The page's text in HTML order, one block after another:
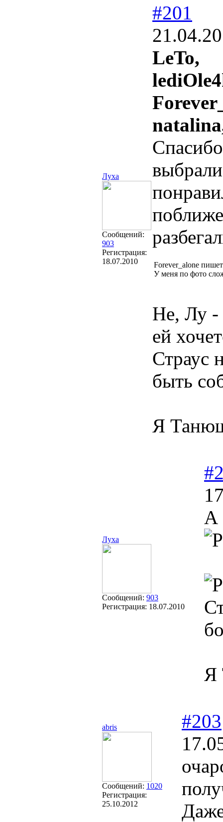
Луха
Сообщений:
903
Регистрация:
18.07.2010
#201
LeTo,
Forever_alone
У меня по фото
Не, Лу -
ей
Страус
быть
Я
Луха
Сообщений: 903
Регистрация: 18.07.2010
А
Я
abris
Сообщений: 1020
Регистрация:
25.10.2012
#203